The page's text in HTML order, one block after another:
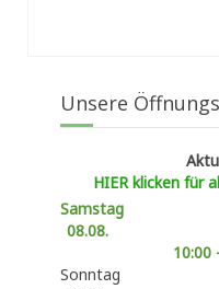
Unsere
HIER klicken für
Samstag
08.08.
10:00
Sonntag